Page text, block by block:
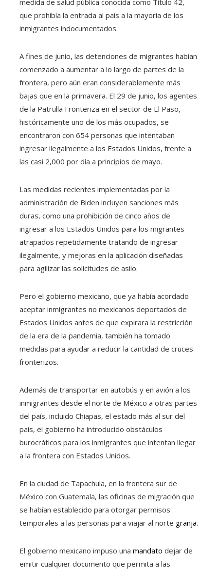
medida de salud pública conocida como Título 42,
que prohibía la entrada al país a la mayoría de los
inmigrantes indocumentados.
A fines de junio, las detenciones de migrantes habían
comenzado a aumentar a lo largo de partes de la
frontera, pero aún eran considerablemente más
bajas que en la primavera. El 29 de junio, los agentes
de la Patrulla Fronteriza en el sector de El Paso,
históricamente uno de los más ocupados, se
encontraron con 654 personas que intentaban
ingresar ilegalmente a los Estados Unidos, frente a
las casi 2,000 por día a principios de mayo.
Las medidas recientes implementadas por la
administración de Biden incluyen sanciones más
duras, como una prohibición de cinco años de
ingresar a los Estados Unidos para los migrantes
atrapados repetidamente tratando de ingresar
ilegalmente, y mejoras en la aplicación diseñadas
para agilizar las solicitudes de asilo.
Pero el gobierno mexicano, que ya había acordado
aceptar inmigrantes no mexicanos deportados de
Estados Unidos antes de que expirara la restricción
de la era de la pandemia, también ha tomado
medidas para ayudar a reducir la cantidad de cruces
fronterizos.
Además de transportar en autobús y en avión a los
inmigrantes desde el norte de México a otras partes
del país, incluido Chiapas, el estado más al sur del
país, el gobierno ha introducido obstáculos
burocráticos para los inmigrantes que intentan llegar
a la frontera con Estados Unidos.
En la ciudad de Tapachula, en la frontera sur de
México con Guatemala, las oficinas de migración que
se habían establecido para otorgar permisos
temporales a las personas para viajar al norte granja.
El gobierno mexicano impuso una mandato dejar de
emitir cualquier documento que permita a las